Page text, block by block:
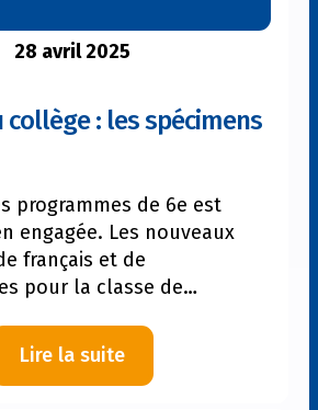
28 avril 2025
collège : les spécimens
programmes de 6e est
engagée. Les nouveaux
français et de
pour la classe de…
Lire la suite:
Réforme